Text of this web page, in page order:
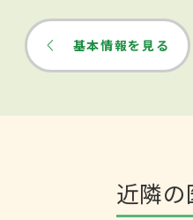
基本情報を見る
近隣の